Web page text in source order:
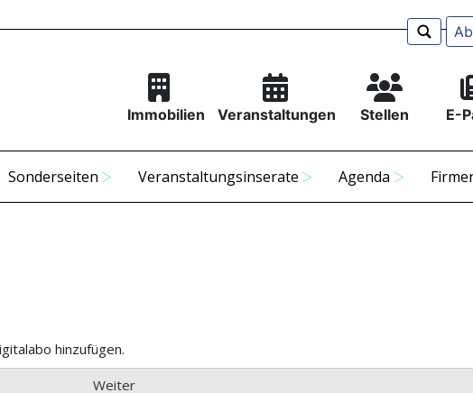
Immobilien Veranstaltungen Stellen E-
Sonderseiten Veranstaltungsinserate Agenda